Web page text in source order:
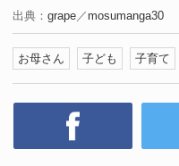
出典： grape／mosumanga30
お母さん 子ども 子育て